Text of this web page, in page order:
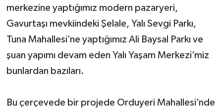
merkezine yaptığımız modern pazaryeri,
Gavurtaşı mevkiindeki Şelale, Yalı Sevgi Parkı,
Tuna Mahallesi’ne yaptığımız Ali Baysal Parkı ve
şuan yapımı devam eden Yalı Yaşam Merkezi’miz
bunlardan bazıları.
Bu çerçevede bir projede Orduyeri Mahallesi’nde